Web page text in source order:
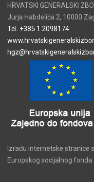
HRVATSKI GENERALSKI
Jurja Habdelića 2, 10000
Tel. +385 1 2098174
Izradu internetske stranice
Europskog socijalnog fonda